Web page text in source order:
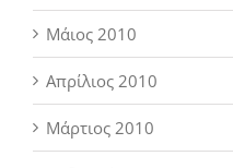
Μάιος 2010
Απρίλιος 2010
Μάρτιος 2010